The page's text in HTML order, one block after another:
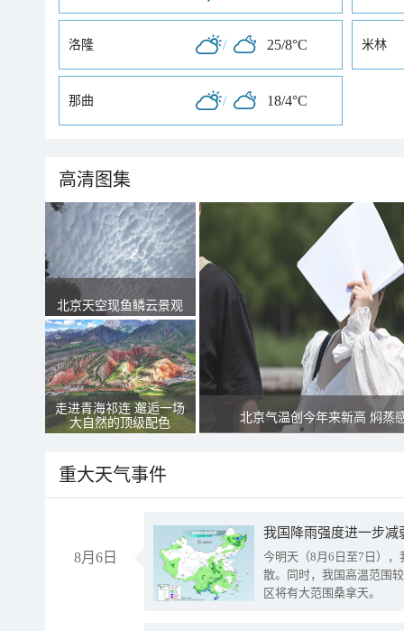
洛隆 / 25/8°C 米林
那曲 / 18/4°C
高清图集
北京天空现鱼鳞云景观
走进青海祁连 邂逅一场
大自然的顶级配色
北京气温创今年来新高 焖蒸
重大天气事件
8月6日
今明天（8月6日至7日）
散。同时，我国高温范围
区将有大范围桑拿天。